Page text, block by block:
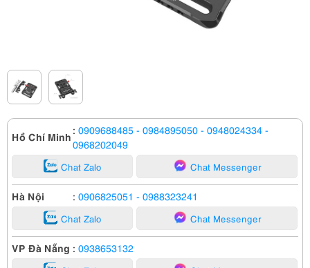
Hồ Chí Minh : 0909688485 - 0984895050 - 0948024334 -
0968202049
Chat Zalo Chat Messenger
Hà Nội : 0906825051 - 0988323241
Chat Zalo Chat Messenger
VP Đà Nẵng : 0938653132